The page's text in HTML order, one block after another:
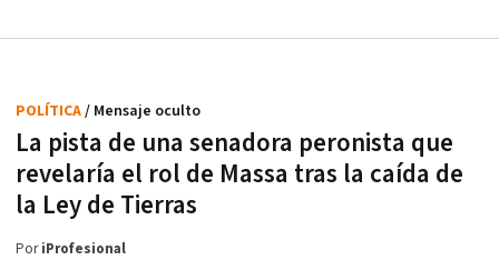
La pista de una senadora peronista que
revelaría el rol de Massa tras la caída de
la Ley de Tierras
POLÍTICA/ Mensaje oculto
PoriProfesional